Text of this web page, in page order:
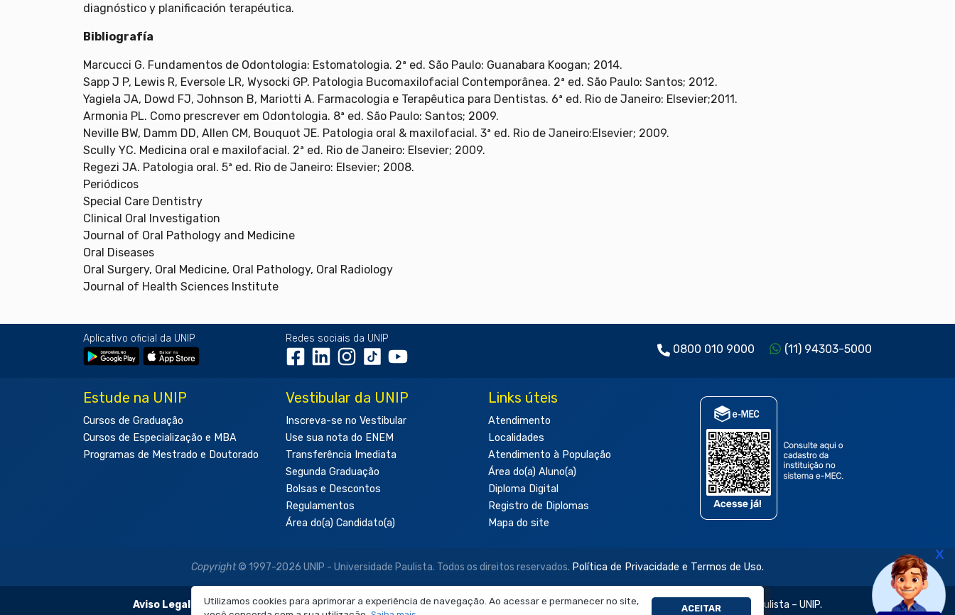
Utilizamos cookies para aprimorar a experiência de navegação. Ao acessar e permanecer no site,
ACEITAR
diagnóstico y planificación terapéutica.
Bibliografía
Marcucci G. Fundamentos de Odontologia: Estomatologia. 2ª ed. São Paulo: Guanabara Koogan; 2014.
Sapp J P, Lewis R, Eversole LR, Wysocki GP. Patologia Bucomaxilofacial Contemporânea. 2ª ed. São Paulo: Santos; 2012.
Yagiela JA, Dowd FJ, Johnson B, Mariotti A. Farmacologia e Terapêutica para Dentistas. 6ª ed. Rio de Janeiro: Elsevier;2011.
Armonia PL. Como prescrever em Odontologia. 8ª ed. São Paulo: Santos; 2009.
Neville BW, Damm DD, Allen CM, Bouquot JE. Patologia oral & maxilofacial. 3ª ed. Rio de Janeiro:Elsevier; 2009.
Scully YC. Medicina oral e maxilofacial. 2ª ed. Rio de Janeiro: Elsevier; 2009.
Regezi JA. Patologia oral. 5ª ed. Rio de Janeiro: Elsevier; 2008.
Periódicos
Special Care Dentistry
Clinical Oral Investigation
Journal of Oral Pathology and Medicine
Oral Diseases
Oral Surgery, Oral Medicine, Oral Pathology, Oral Radiology
Journal of Health Sciences Institute
Aplicativo oficial da UNIP Redes sociais da UNIP
0800 010 9000 (11) 94303-5000
Estude na UNIP
Cursos de Graduação
Cursos de Especialização e MBA
Programas de Mestrado e Doutorado
Vestibular da UNIP
Inscreva-se no Vestibular
Use sua nota do ENEM
Transferência Imediata
Segunda Graduação
Bolsas e Descontos
Regulamentos
Área do(a) Candidato(a)
Links úteis
Atendimento
Localidades
Atendimento à População
Área do(a) Aluno(a)
Diploma Digital
Registro de Diplomas
Mapa do site
Copyright© 1997-2026 UNIP - Universidade Paulista. Todos os direitos reservados. Política de Privacidade e Termos de Uso.
Aviso Legal:
As imagens disponibilizadas neste site são de uso exclusivo institucional do Sistema de Ensino Objetivo e da Universidade Paulista – UNIP.
X